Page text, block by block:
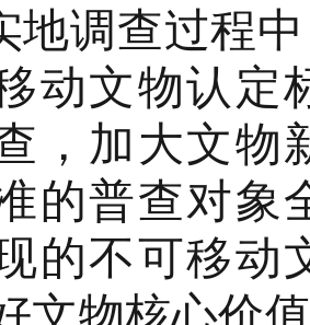
地调查过程
动文物认定
，加大文物
的普查对象
的不可移动